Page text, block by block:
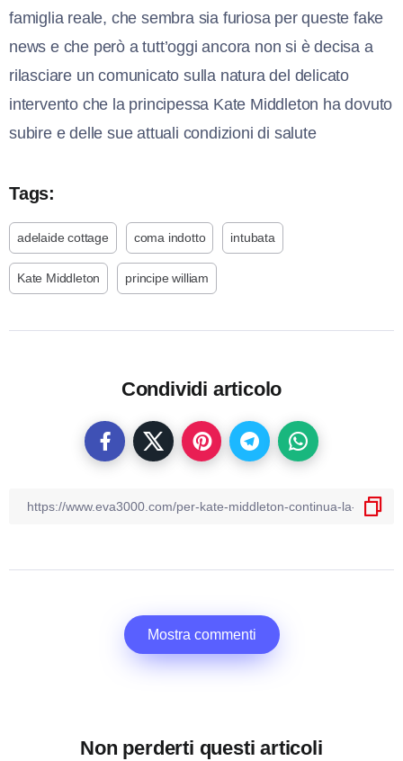
famiglia reale, che sembra sia furiosa per queste fake
news e che però a tutt’oggi ancora non si è decisa a
rilasciare un comunicato sulla natura del delicato
intervento che la principessa Kate Middleton ha dovuto
subire e delle sue attuali condizioni di salute
Tags:
adelaide cottage coma indotto intubata
Kate Middleton principe william
Condividi articolo
Mostra commenti
Non perderti questi articoli